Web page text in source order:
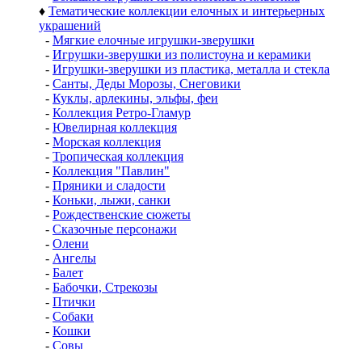
♦ Тематические коллекции елочных и интерьерных
украшений
- Мягкие елочные игрушки-зверушки
- Игрушки-зверушки из полистоуна и керамики
- Игрушки-зверушки из пластика, металла и стекла
- Санты, Деды Морозы, Снеговики
- Куклы, арлекины, эльфы, феи
- Коллекция Ретро-Гламур
- Ювелирная коллекция
- Морская коллекция
- Тропическая коллекция
- Коллекция "Павлин"
- Пряники и сладости
- Коньки, лыжи, санки
- Рождественские сюжеты
- Сказочные персонажи
- Олени
- Ангелы
- Балет
- Бабочки, Стрекозы
- Птички
- Собаки
- Кошки
- Совы